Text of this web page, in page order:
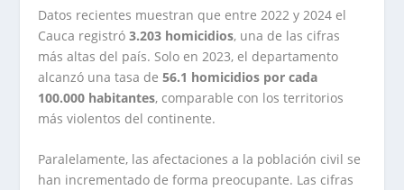
Datos recientes muestran que entre 2022 y 2024 el
Cauca registró3.203 homicidios, una de las cifras
más altas del país. Solo en 2023, el departamento
alcanzó una tasa de56.1 homicidios por cada
100.000 habitantes, comparable con los territorios
más violentos del continente.
Paralelamente, las afectaciones a la población civil se
han incrementado de forma preocupante. Las cifras